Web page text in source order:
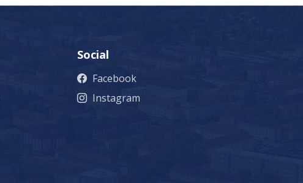
Social
Facebook
Instagram